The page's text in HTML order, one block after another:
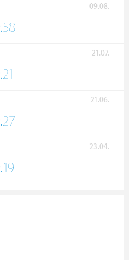
09.08.
58
21.07.
21
21.06.
27
23.04.
19